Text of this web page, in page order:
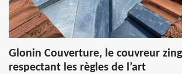
Glonin Couverture, le couvreur
respectant les règles de l’art